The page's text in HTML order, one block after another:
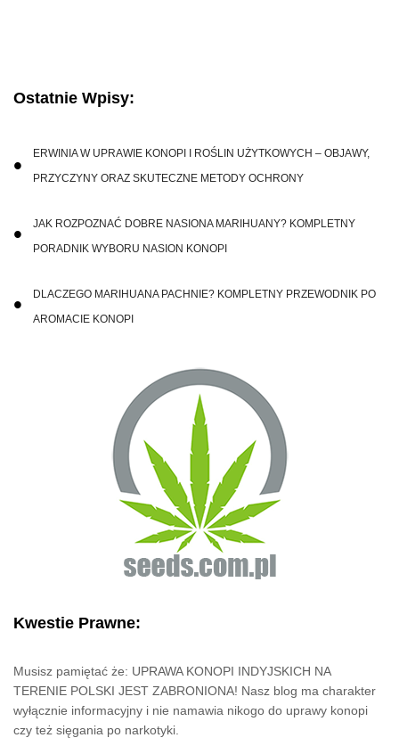
Ostatnie Wpisy:
ERWINIA W UPRAWIE KONOPI I ROŚLIN UŻYTKOWYCH – OBJAWY,
PRZYCZYNY ORAZ SKUTECZNE METODY OCHRONY
JAK ROZPOZNAĆ DOBRE NASIONA MARIHUANY? KOMPLETNY
PORADNIK WYBORU NASION KONOPI
DLACZEGO MARIHUANA PACHNIE? KOMPLETNY PRZEWODNIK PO
AROMACIE KONOPI
Kwestie Prawne:
Musisz pamiętać że: UPRAWA KONOPI INDYJSKICH NA
TERENIE POLSKI JEST ZABRONIONA! Nasz blog ma charakter
wyłącznie informacyjny i nie namawia nikogo do uprawy konopi
czy też sięgania po narkotyki.